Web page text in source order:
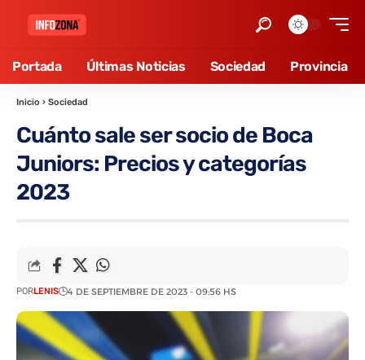
Portada Últimas Noticias Sociedad Provincia
Inicio › Sociedad
Cuánto sale ser socio de Boca
Juniors: Precios y categorías
2023
PORLENIS 4 DE SEPTIEMBRE DE 2023 - 09:56 HS